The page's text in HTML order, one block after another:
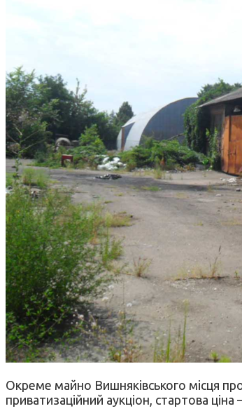
Окреме майно Вишняківського місця
приватизаційний аукціон, стартова